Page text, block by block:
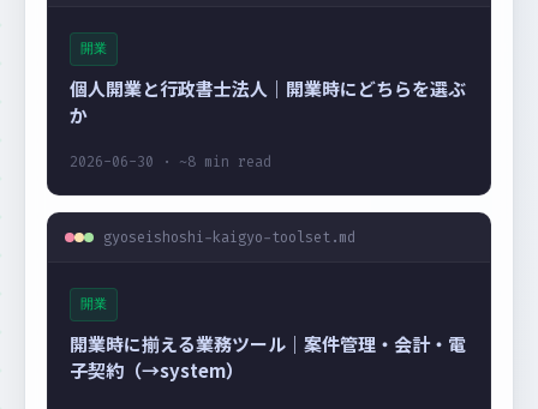
開業
個人開業と行政書士法人｜開業時にどちらを選ぶ
か
2026-06-30 · ~8 min read
gyoseishoshi-kaigyo-toolset.md
開業
開業時に揃える業務ツール｜案件管理・会計・電
子契約（→system）